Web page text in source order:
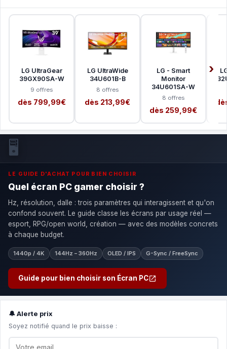
LG UltraGear
39GX90SA-W
9 offres
dès 799,99€
LG UltraWide
34U601B-B
8 offres
dès 213,99€
LG - Smart
Monitor
34U601SA-W
8 offres
dès 259,99€
🖥️
LE GUIDE D'ACHAT POUR BIEN CHOISIR
Quel écran PC gamer choisir ?
Hz, résolution, dalle : trois paramètres qui interagissent et qu'on
confond souvent. Le guide classe les écrans par usage réel —
esport, RPG/open world, création — avec des modèles concrets
à chaque budget.
1440p / 4K 144Hz – 360Hz OLED / IPS G-Sync / FreeSync
Guide pour bien choisir son Écran PC
🔔 Alerte prix
Soyez notifié quand le prix baisse :